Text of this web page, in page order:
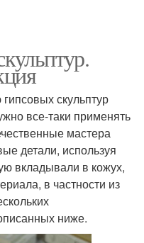
скульптур
все-таки применять
мастера
детали, используя
вкладывали в кожух,
в частности из
ниже.